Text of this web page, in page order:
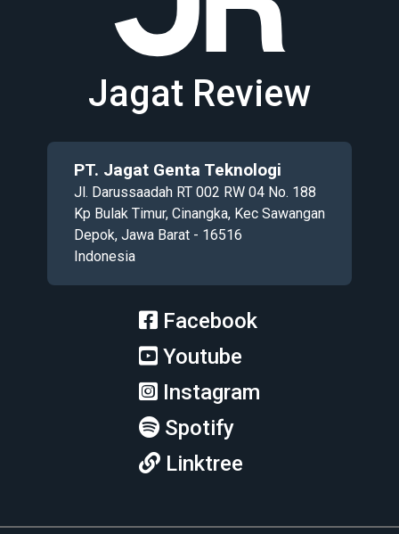
Jagat Review
PT. Jagat Genta Teknologi
Jl. Darussaadah RT 002 RW 04 No. 188
Kp Bulak Timur, Cinangka, Kec Sawangan
Depok, Jawa Barat - 16516
Indonesia
Facebook
Youtube
Instagram
Spotify
Linktree